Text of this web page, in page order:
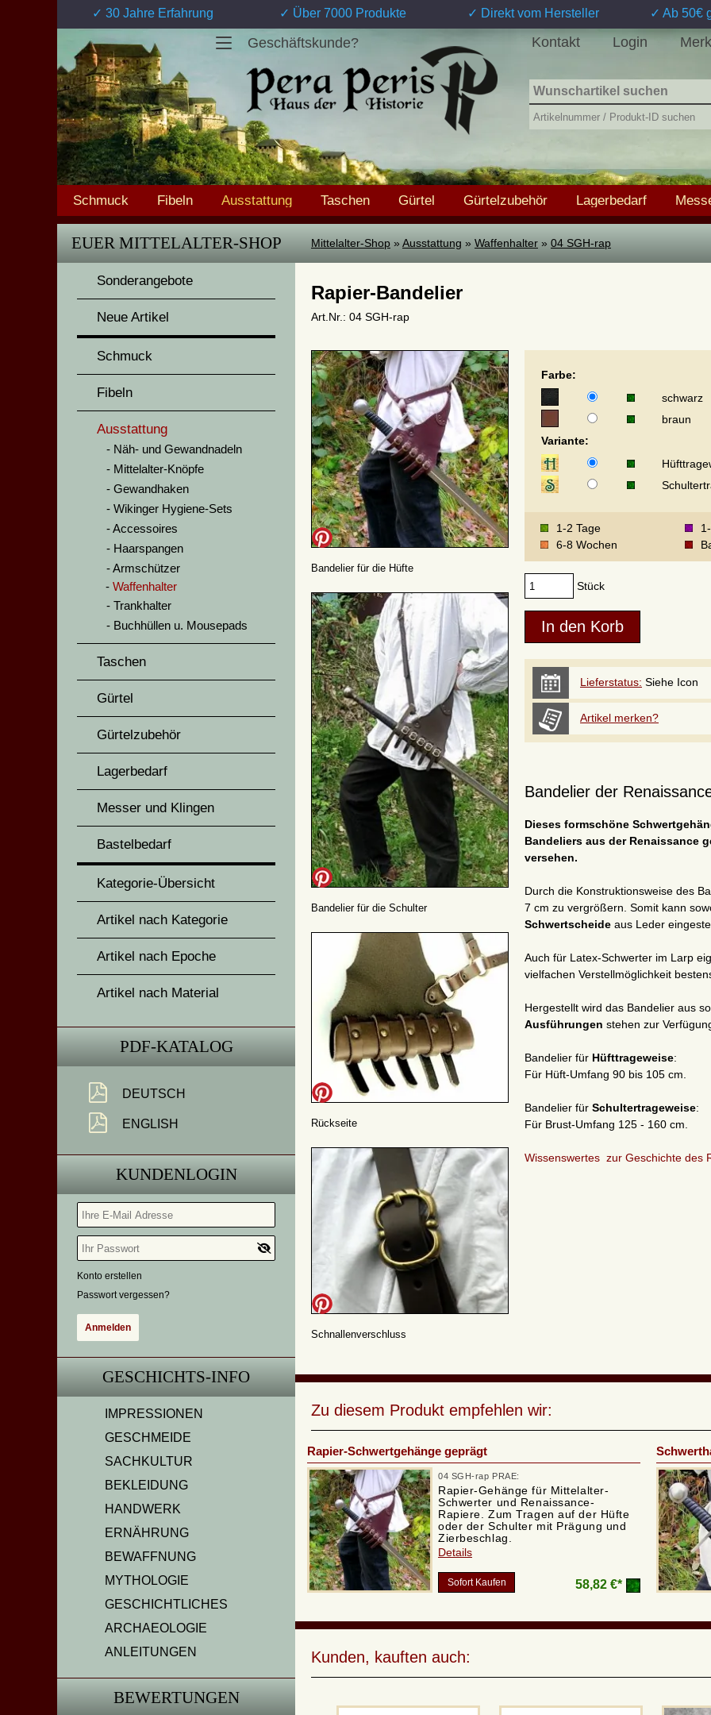
✓ 30 Jahre Erfahrung ✓ Über 7000 Produkte ✓ Direkt vom Hersteller ✓ Ab 50€
Geschäftskunde? Kontakt Login
Schmuck Fibeln Ausstattung Taschen Gürtel Gürtelzubehör Lagerbedarf
EUER MITTELALTER-SHOP
Sonderangebote
Neue Artikel
Schmuck
Fibeln
Ausstattung
Näh- und Gewandnadeln
Mittelalter-Knöpfe
Gewandhaken
Wikinger Hygiene-Sets
Accessoires
Haarspangen
Armschützer
Waffenhalter
Trankhalter
Buchhüllen u. Mousepads
Taschen
Gürtel
Gürtelzubehör
Lagerbedarf
Messer und Klingen
Bastelbedarf
Kategorie-Übersicht
Artikel nach Kategorie
Artikel nach Epoche
Artikel nach Material
PDF-KATALOG
DEUTSCH
ENGLISH
KUNDENLOGIN
Konto erstellen
Passwort vergessen?
GESCHICHTS-INFO
IMPRESSIONEN
GESCHMEIDE
SACHKULTUR
BEKLEIDUNG
HANDWERK
ERNÄHRUNG
BEWAFFNUNG
MYTHOLOGIE
GESCHICHTLICHES
ARCHAEOLOGIE
ANLEITUNGEN
BEWERTUNGEN
Mittelalter-Shop »Ausstattung » Waffenhalter » 04 SGH-rap
Rapier-Bandelier
Art.Nr.: 04 SGH-rap
Bandelier für die Hüfte
Bandelier für die Schulter
Rückseite
Schnallenverschluss
Farbe:
schwarz
braun
Variante:
1-2 Tage
6-8 Wochen
Stück
Lieferstatus: Siehe Icon
Artikel merken?
Bandelier der
Dieses formschöne
Bandeliers aus der Renaissance
versehen.
Durch die Konstruktionsweise des
7 cm zu vergrößern. Somit kann
Schwertscheide aus Leder
Auch für Latex-Schwerter im Larp
vielfachen Verstellmöglichkeit
Hergestellt wird das Bandelier aus
Ausführungen stehen zur
Bandelier für Hüfttrageweise:
Für Hüft-Umfang 90 bis 105 cm.
Bandelier für Schultertrageweise:
Für Brust-Umfang 125 - 160 cm.
Wissenswertes zur Geschichte des
Zu diesem Produkt empfehlen wir:
Rapier-Schwertgehänge geprägt
04 SGH-rap PRAE:
Rapier-Gehänge für Mittelalter-
Schwerter und Renaissance-
Rapiere. Zum Tragen auf der Hüfte
oder der Schulter mit Prägung und
Zierbeschlag.
Details
Sofort Kaufen 58,82 €*
Kunden, kauften auch: